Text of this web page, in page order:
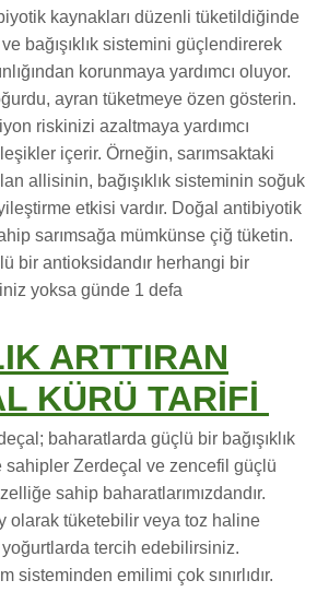
kaynakları düzenli tüketildiğinde
ve bağışıklık sistemini güçlendirerek
korunmaya yardımcı oluyor.
ayran tüketmeye özen gösterin.
riskinizi azaltmaya yardımcı
içerir. Örneğin, sarımsaktaki
allisinin, bağışıklık sisteminin soğuk
etkisi vardır. Doğal antibiyotik
sarımsağa mümkünse çiğ tüketin.
bir antioksidandır herhangi bir
yoksa günde 1 defa
ARTTIRAN
KÜRÜ TARİFİ
baharatlarda güçlü bir bağışıklık
sahipler Zerdeçal ve zencefil güçlü
sahip baharatlarımızdandır.
olarak tüketebilir veya toz haline
tercih edebilirsiniz.
sisteminden emilimi çok sınırlıdır.